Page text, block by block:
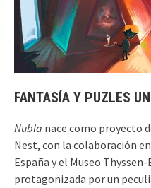
FANTASÍA Y PUZLES
Nubla nace como proyecto
Nest, con la colaboración
España y el Museo
protagonizada por un